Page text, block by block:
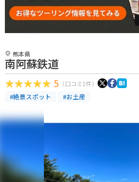
熊本県
南阿蘇鉄道
5 （口コミ1件）
#絶景スポット #お土産